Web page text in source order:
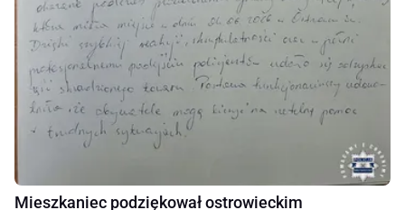
Mieszkaniec podziękował ostrowieckim